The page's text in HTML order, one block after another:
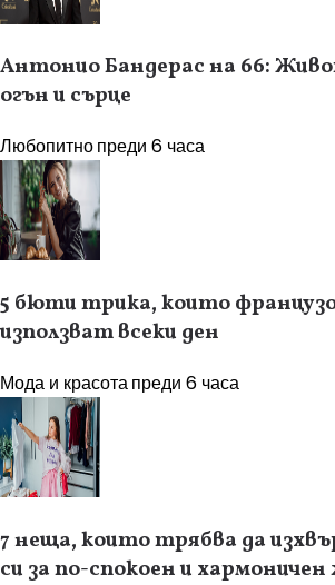
Антонио Бандерас на 66:
огън и сърце
Любопитнопреди 6 часа
5 бюти трика, които
използват всеки ден
Мода и красотапреди 6 часа
7 неща, които трябва да
си за по-спокоен и